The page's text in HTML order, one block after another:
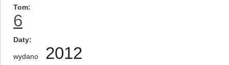
Tom
6
Daty
wydano 2012